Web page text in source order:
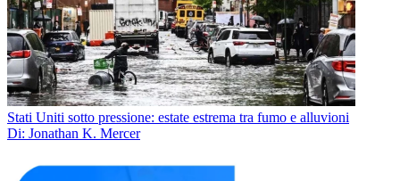
Stati Uniti sotto pressione: estate estrema tra fumo e alluvioni
Di: Jonathan K. Mercer